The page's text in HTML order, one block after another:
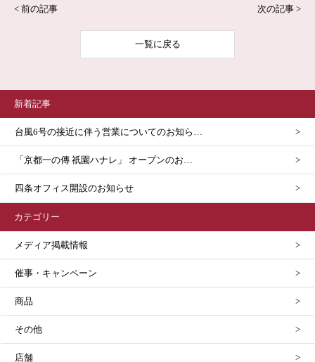
< 前の記事
一覧に戻る
次の記事 >
新着記事
台風6号の接近に伴う営業についてのお知ら…
「京都一の傳 祇園ハナレ」 オープンのお…
四条オフィス開設のお知らせ
カテゴリー
メディア掲載情報
催事・キャンペーン
商品
その他
店舗